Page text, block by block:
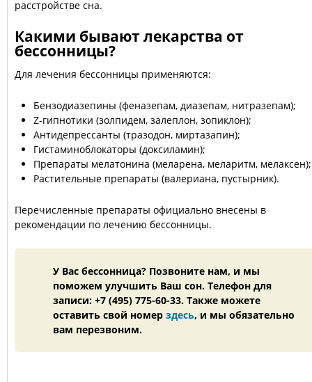
расстройстве сна.
Какими бывают лекарства от
бессонницы?
Для лечения бессонницы применяются:
Бензодиазепины (феназепам, диазепам, нитразепам);
Z-гипнотики (золпидем, залеплон, зопиклон);
Антидепрессанты (тразодон, миртазапин);
Гистаминоблокаторы (доксиламин);
Препараты мелатонина (меларена, меларитм, мелаксен);
Растительные препараты (валериана, пустырник).
Перечисленные препараты официально внесены в
рекомендации по лечению бессонницы.
У Вас бессонница? Позвоните нам, и мы
поможем улучшить Ваш сон. Телефон для
записи: +7 (495) 775-60-33. Также можете
оставить свой номер здесь, и мы обязательно
вам перезвоним.